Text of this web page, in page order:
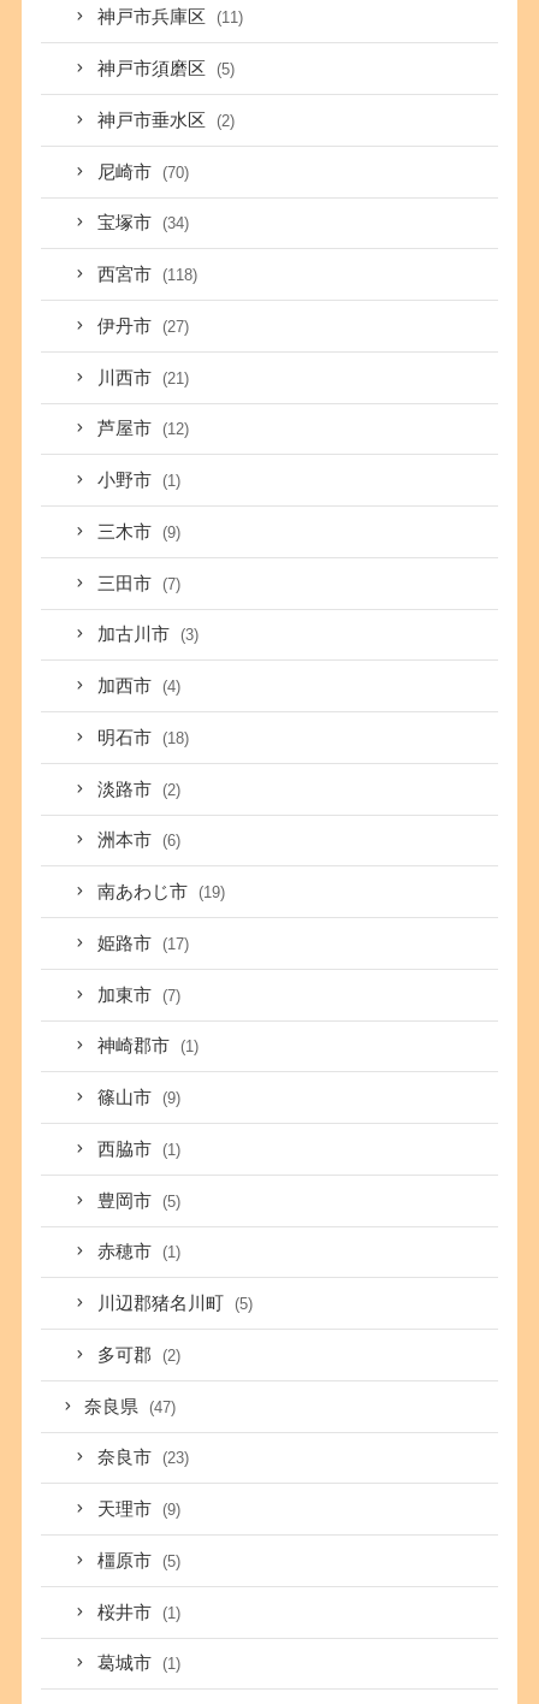
神戸市兵庫区 (11)
神戸市須磨区 (5)
神戸市垂水区 (2)
尼崎市 (70)
宝塚市 (34)
西宮市 (118)
伊丹市 (27)
川西市 (21)
芦屋市 (12)
小野市 (1)
三木市 (9)
三田市 (7)
加古川市 (3)
加西市 (4)
明石市 (18)
淡路市 (2)
洲本市 (6)
南あわじ市 (19)
姫路市 (17)
加東市 (7)
神崎郡市 (1)
篠山市 (9)
西脇市 (1)
豊岡市 (5)
赤穂市 (1)
川辺郡猪名川町 (5)
多可郡 (2)
奈良県 (47)
奈良市 (23)
天理市 (9)
橿原市 (5)
桜井市 (1)
葛城市 (1)